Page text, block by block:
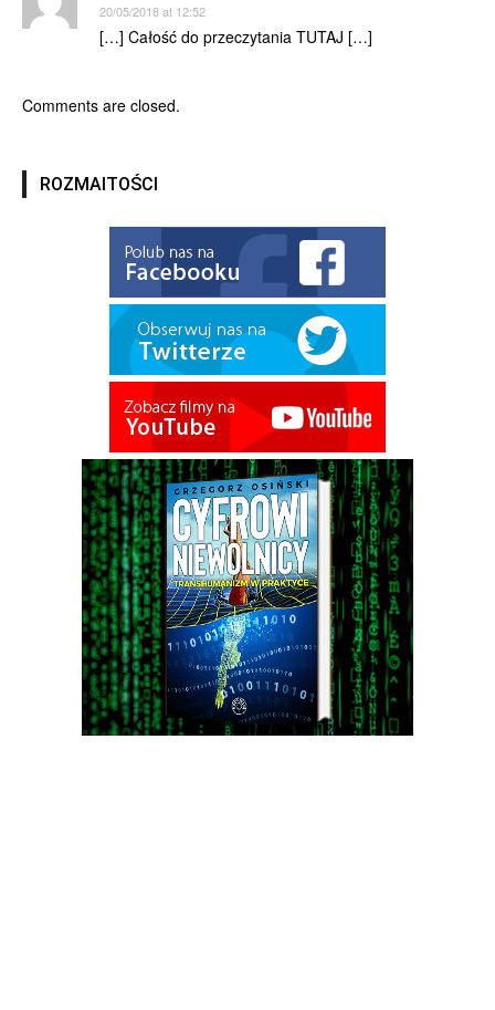
20/05/2018 at 12:52
[…] Całość do przeczytania TUTAJ […]
Comments are closed.
ROZMAITOŚCI